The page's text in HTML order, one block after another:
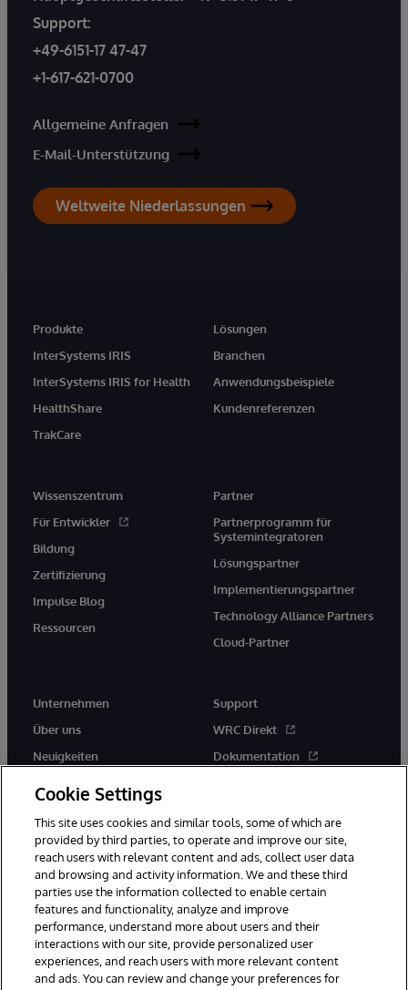
Support:
+49-6151-17 47-47
+1-617-621-0700
Allgemeine Anfragen
E-Mail-Unterstützung
Weltweite Niederlassungen
Produkte
InterSystems IRIS
InterSystems IRIS for Health
HealthShare
TrakCare
Lösungen
Branchen
Anwendungsbeispiele
Kundenreferenzen
Wissenszentrum
Für Entwickler
Bildung
Zertifizierung
Impulse Blog
Ressourcen
Partner
Partnerprogramm für
Systemintegratoren
Lösungspartner
Implementierungspartner
Technology Alliance Partners
Cloud-Partner
Unternehmen
Über uns
Neuigkeiten
Support
WRC Direkt
Dokumentation
© 1996-2026 InterSystems Corporation, Boston, MA. Alle Rechte
vorbehalten.
Mitteilungen/Geschäftsbedingungen
Erklärung zum Datenschutz
Cookie Settings
This site uses cookies and similar tools, some of which are
provided by third parties, to operate and improve our site,
reach users with relevant content and ads, collect user data
and browsing and activity information. We and these third
parties use the information collected to enable certain
features and functionality, analyze and improve
performance, understand more about users and their
interactions with our site, provide personalized user
experiences, and reach users with more relevant content
and ads. You can review and change your preferences for